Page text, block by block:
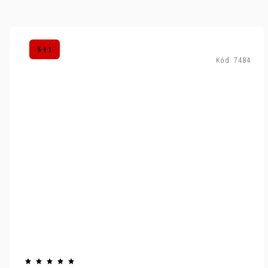
5 + 1
Kód: 7484